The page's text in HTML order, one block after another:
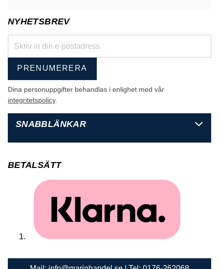
NYHETSBREV
PRENUMERERA
Dina personuppgifter behandlas i enlighet med vår
integritetspolicy.
SNABBLÄNKAR
BETALSÄTT